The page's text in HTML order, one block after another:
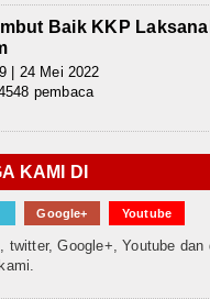
Baik KKP
| 24 Mei 2022
pembaca
KAMI DI
Google+ Youtube
twitter, Google+, Youtube dan